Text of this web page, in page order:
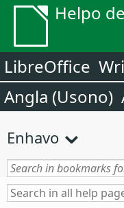
Helpo
LibreOffice
Angla (Usono)
Enhavo